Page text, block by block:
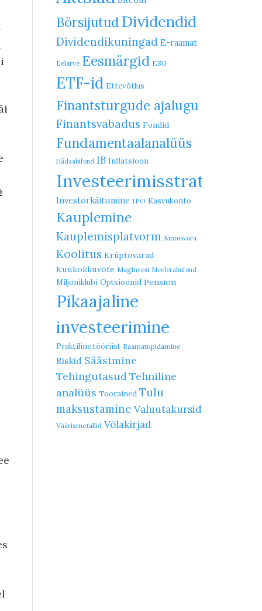
Börsijutud Dividendid
Dividendikuningad E-raamat
Eelarve Eesmärgid ESG
ETF-id Ettevõtlus
Finantsturgude ajalugu
Finantsvabadus Fondid
Fundamentaalanalüüs
Hädaabifond IB Inflatsioon
Investeerimisstrateegia
Investorkäitumine IPO Kasvukonto
Kauplemine
Kauplemisplatvorm Kinnisvara
Koolitus Krüptovarad
Kuukokkuvõte MagInvest Meelerahufond
Miljoniklubi Optsioonid Pension
Pikaajaline
investeerimine
Praktiline tööriist Raamatupidamine
Riskid Säästmine
TehingutasudTehniline
analüüs Toorained Tulu
maksustamine Valuutakursid
Väärismetallid Võlakirjad